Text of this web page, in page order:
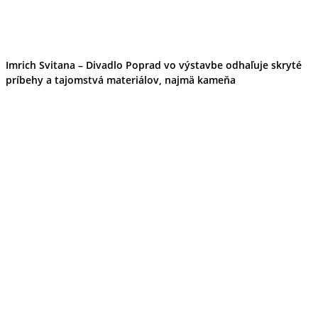
Imrich Svitana – Divadlo Poprad vo výstavbe odhaľuje skryté
príbehy a tajomstvá materiálov, najmä kameňa